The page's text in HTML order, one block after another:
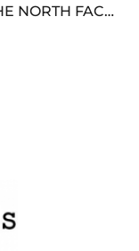
ノースフェイス 偽物 ダウン人気【THE NORTH FACE】M'S 7 SUMMIT HIM...